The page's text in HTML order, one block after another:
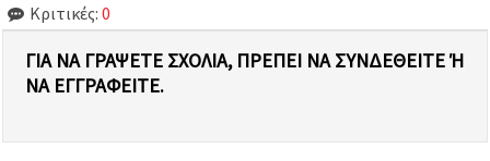
Κριτικές: 0
ΓΙΑ ΝΑ ΓΡΆΨΕΤΕ ΣΧΌΛΙΑ, ΠΡΈΠΕΙ ΝΑ ΣΥΝΔΕΘΕΊΤΕ Ή Ν
Α ΕΓΓΡΑΦΕΊΤΕ.